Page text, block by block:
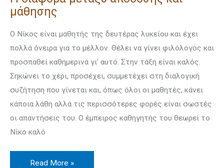
μάθησης
Ο Νίκος είναι μαθητής της δευτέρας λυκείου και έχει
πολλά όνειρα για το μέλ­λον. Θέλει να γίνει φιλόλογος και
προσπαθεί καθημερινά γι’ αυτό. Στην τάξη είναι καλός.
Σηκώνει το χέρι, προσέχει, συμμετέχει στη διαλογική
συζή­τηση που γίνεται και, όπως όλοι οι μαθητές, κάνει
κάποια λάθη αλλά τις περισ­σότερες φορές είναι σωστές
οι απαντήσεις του. Ο έμπειρος καθηγητής του θεω­ρεί το
Νίκο καλό
Read More »